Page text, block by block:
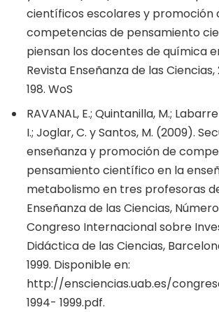
científicos escolares y promoción
competencias de pensamiento
piensan los docentes de química
Revista Enseñanza de las
198. WoS
RAVANAL, E.; Quintanilla, M.;
I.; Joglar, C. y Santos, M. (2009).
enseñanza y promoción de
pensamiento científico en la
metabolismo en tres profesoras
Enseñanza de las Ciencias,
Congreso Internacional sobre
Didáctica de las Ciencias,
1999. Disponible en:
http://ensciencias.uab.es/
1994- 1999.pdf.